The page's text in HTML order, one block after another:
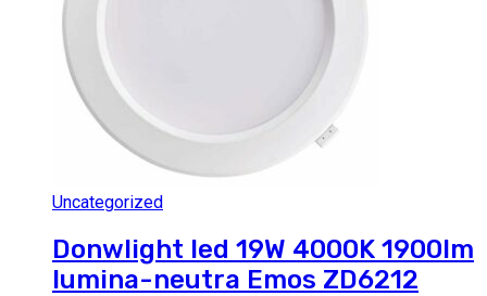
Uncategorized
Donwlight led 19W 4000K 1900lm
lumina-neutra Emos ZD6212